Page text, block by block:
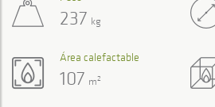
Área calefactable
107 m2
237 kg